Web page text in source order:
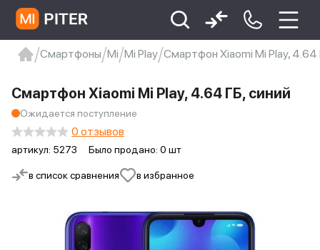
Xiaomi 9 про
xiaomi redmi 12c
Смартфоны Mi Mi Play Смартфон Xiaomi Mi Play, 4.64
в список сравнения в избранное
Смартфон Xiaomi Mi Play, 4.64 ГБ, синий
Ожидается поступление
артикул: 5273 Было продано: 0 шт
0 отзывов